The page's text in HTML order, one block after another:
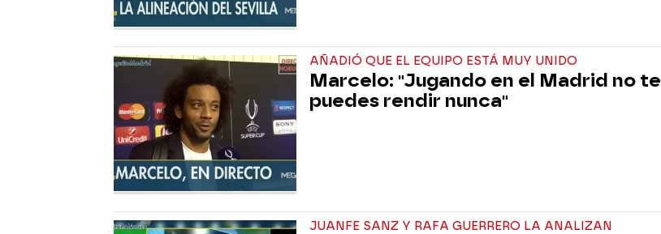
AÑADIÓ QUE EL EQUIPO ESTÁ MUY UNIDO
Marcelo: "Jugando en el Madrid no te
puedes rendir nunca"
JUANFE SANZ Y RAFA GUERRERO LA ANALIZAN